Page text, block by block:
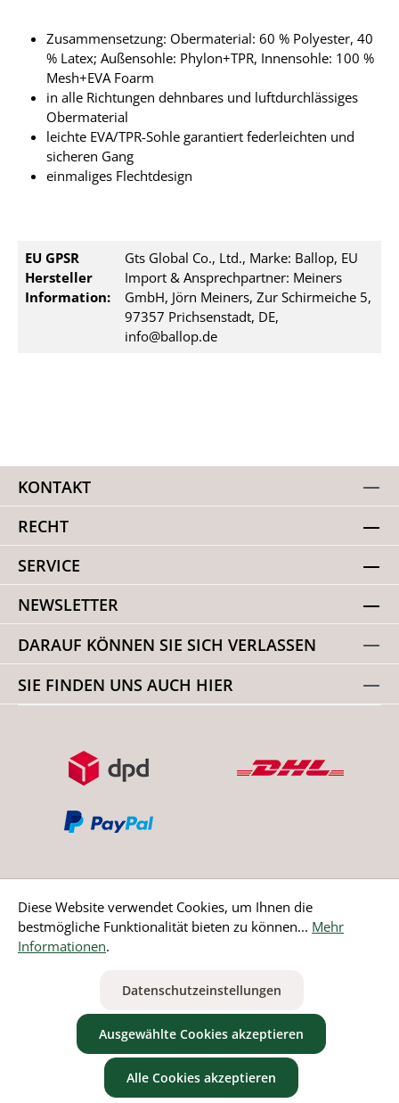
Zusammensetzung: Obermaterial: 60 % Polyester, 40
% Latex; Außensohle: Phylon+TPR, Innensohle: 100 %
Mesh+EVA Foarm
in alle Richtungen dehnbares und luftdurchlässiges
Obermaterial
leichte EVA/TPR-Sohle garantiert federleichten und
sicheren Gang
einmaliges Flechtdesign
EU GPSR
Hersteller
Information:
Gts Global Co., Ltd., Marke: Ballop, EU
Import & Ansprechpartner: Meiners
GmbH, Jörn Meiners, Zur Schirmeiche 5,
97357 Prichsenstadt, DE,
info@ballop.de
KONTAKT
RECHT
SERVICE
NEWSLETTER
DARAUF KÖNNEN SIE SICH VERLASSEN
SIE FINDEN UNS AUCH HIER
Bestellung widerrufen
ausgenommen Nicht EU-Länder
Diese Website verwendet Cookies, um Ihnen die
bestmögliche Funktionalität bieten zu können... Mehr
Informationen.
Datenschutzeinstellungen
Ausgewählte Cookies akzeptieren
Alle Cookies akzeptieren